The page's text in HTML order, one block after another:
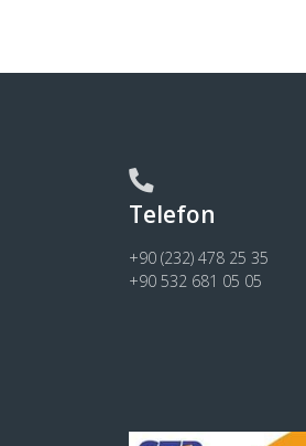
Telefon
+90 (232) 478 25 35
+90 532 681 05 05